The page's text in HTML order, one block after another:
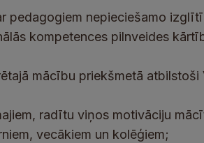
pedagogiem nepieciešamo
kompetences pilnveides
mācību priekšmetā
radītu viņos motivāciju
vecākiem un kolēģiem;